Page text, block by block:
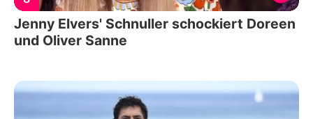
Jenny Elvers' Schnuller schockiert Doreen
und Oliver Sanne